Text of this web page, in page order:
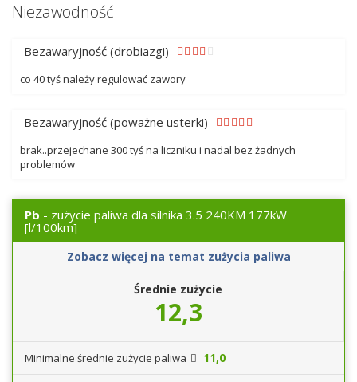
Niezawodność
Bezawaryjność (drobiazgi)
co 40 tyś należy regulować zawory
Bezawaryjność (poważne usterki)
brak..przejechane 300 tyś na liczniku i nadal bez żadnych
problemów
Pb - zużycie paliwa dla silnika 3.5 240KM 177kW
[l/100km]
Średnie zużycie
12,3
Minimalne średnie zużycie paliwa 11,0
Zobacz więcej na temat zużycia paliwa